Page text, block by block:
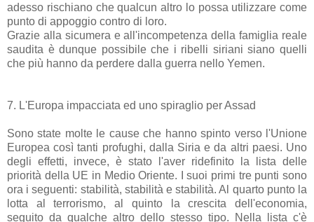
adesso rischiano che qualcun altro lo possa utilizzare come
punto di appoggio contro di loro.
Grazie alla sicumera e all'incompetenza della famiglia reale
saudita è dunque possibile che i ribelli siriani siano quelli
che più hanno da perdere dalla guerra nello Yemen.
7. L'Europa impacciata ed uno spiraglio per Assad
Sono state molte le cause che hanno spinto verso l'Unione
Europea così tanti profughi, dalla Siria e da altri paesi. Uno
degli effetti, invece, è stato l'aver ridefinito la lista delle
priorità della UE in Medio Oriente. I suoi primi tre punti sono
ora i seguenti: stabilità, stabilità e stabilità. Al quarto punto la
lotta al terrorismo, al quinto la crescita dell'economia,
seguito da qualche altro dello stesso tipo. Nella lista c'è